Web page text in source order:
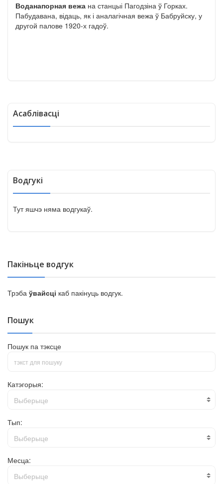
Воданапорная вежа на станцыі Пагодзіна ў Горках.
Пабудавана, відаць, як і аналагічная вежа ў Бабруйску, у
другой палове 1920-х гадоў.
Асаблівасці
Водгукі
Тут яшчэ няма водгукаў.
Пакіньце водгук
Трэба ўвайсці каб пакінуць водгук.
Пошук
Пошук па тэксце
Катэгорыя:
Выберыце
Тып:
Выберыце
Месца:
Выберыце